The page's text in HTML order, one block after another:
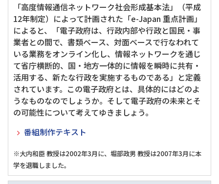
「高度情報通信ネットワーク社会形成基本法」（平成
12年制定）によって計画された「e-Japan 重点計画」
によると、「電子政府は、行政内部や行政と国民・事
業者との間で、書類ベース、対面ベースで行なわれて
いる業務をオンライン化し、情報ネットワークを通じ
て省庁横断的、国・地方一体的に情報を瞬時に共有・
活用する、新たな行政を実施するものである」と定義
されています。この電子政府とは、具体的にはどのよ
うなものなのでしょうか。そして電子政府の未来とそ
の可能性について考えてゆきましょう。
番組制作テキスト
※大内和臣 教授は2002年3月に、堀部政男 教授は2007年3月に本
学を退職しました。